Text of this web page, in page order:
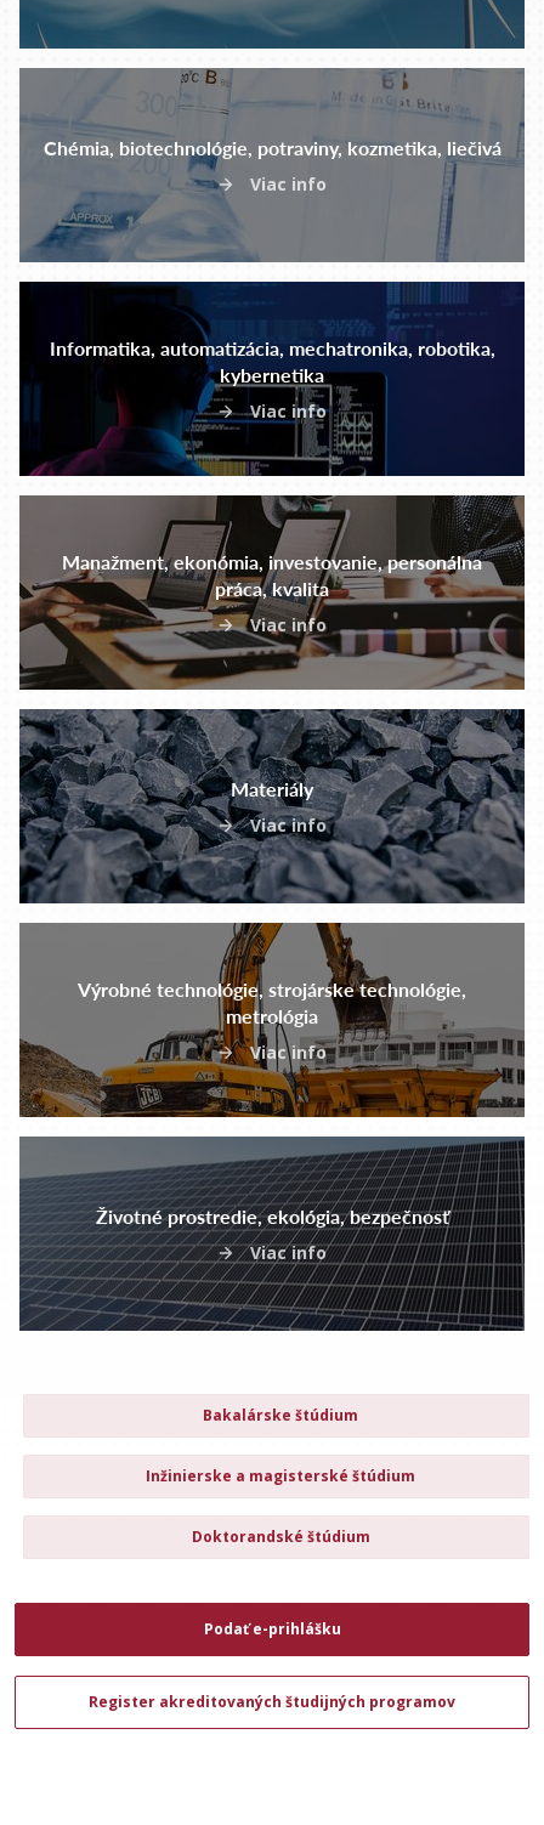
Chémia, biotechnológie, potraviny, kozmetika, liečivá
Viac info
Informatika, automatizácia, mechatronika, robotika,
kybernetika
Viac info
Manažment, ekonómia, investovanie, personálna
práca, kvalita
Viac info
Materiály
Viac info
Výrobné technológie, strojárske technológie,
metrológia
Viac info
Životné prostredie, ekológia, bezpečnosť
Viac info
Bakalárske štúdium
Inžinierske a magisterské štúdium
Doktorandské štúdium
Podať e-prihlášku
Register akreditovaných študijných programov